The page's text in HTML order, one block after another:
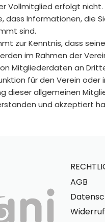
Vollmitglied erfolgt
dass Informationen, die
sind.
zur Kenntnis, dass
im Rahmen der
Mitgliederdaten an
für den Verein
dieser allgemeinen
und akzeptiert
AGB
Widerruf